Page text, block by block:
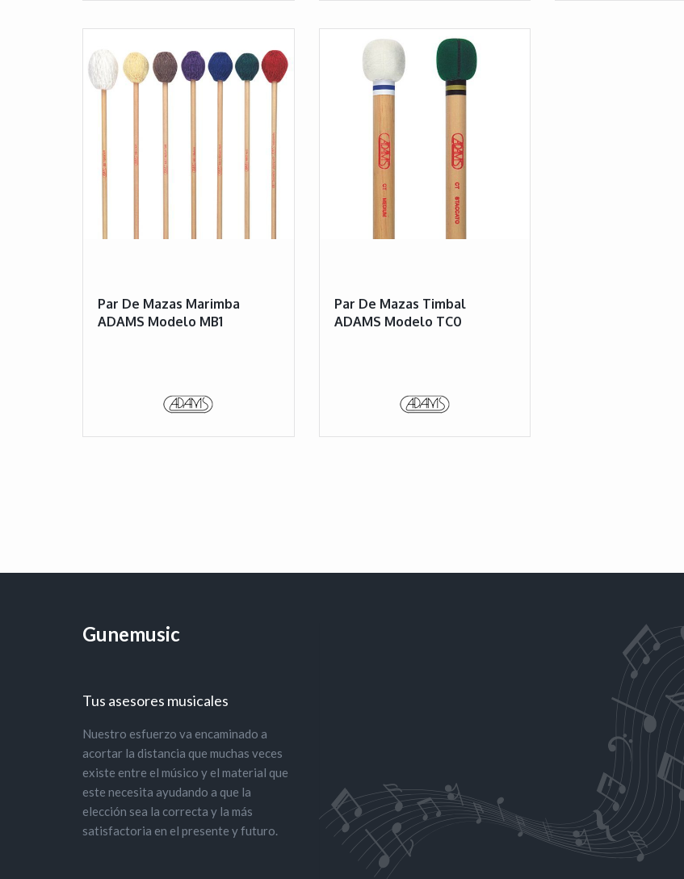
Par De Mazas Marimba
ADAMS Modelo MB1
Par De Mazas Timbal
ADAMS Modelo TC0
Gunemusic
Tus asesores musicales
Nuestro esfuerzo va encaminado a
acortar la distancia que muchas veces
existe entre el músico y el material que
este necesita ayudando a que la
elección sea la correcta y la más
satisfactoria en el presente y futuro.